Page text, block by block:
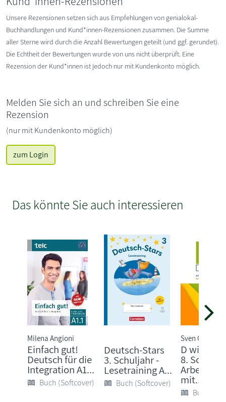
Unsere Rezensionen setzen sich aus Empfehlungen von genialokal-
Buchhandlungen und Kund*innen-Rezensionen zusammen. Die Summe
aller Sterne wird durch die Anzahl Bewertungen geteilt (und ggf. gerundet).
Die Echtheit der Bewertungen wurde von uns nicht überprüft. Eine
Rezension der Kund*innen ist jedoch nur mit Kundenkonto möglich.
Melden Sie sich an und schreiben Sie eine
Rezension
(nur mit Kundenkonto möglich)
zum Login
Das könnte Sie auch interessieren
Milena Angioni
Einfach gut!
Deutsch für die
Integration A1...
Buch (Softcover)
Deutsch-Stars
3. Schuljahr -
Lesetraining A...
Buch (Softcover)
Sven Grünes
D wie
8.
mit...
Buch